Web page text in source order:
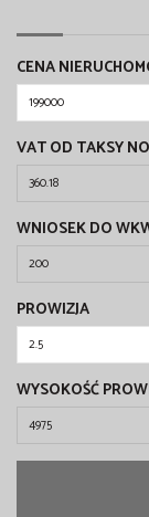
CENA
VAT OD TAKSY
WNIOSEK DO
PROWIZJA
WYSOKOŚĆ